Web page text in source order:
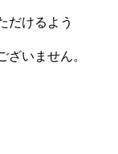
だけるよう
いません。